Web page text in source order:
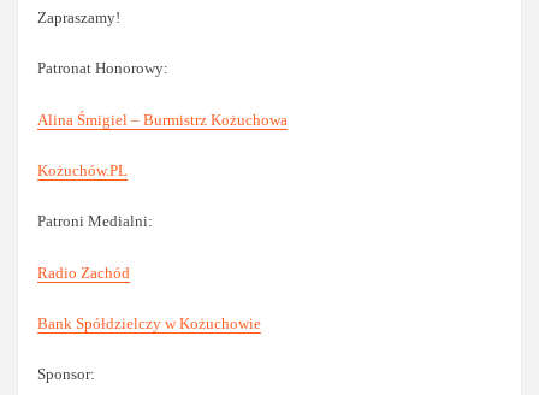
Zapraszamy!
Patronat Honorowy:
Alina Śmigiel – Burmistrz Kożuchowa
Kożuchów.PL
Patroni Medialni:
Radio Zachód
Bank Spółdzielczy w Kożuchowie
Sponsor: